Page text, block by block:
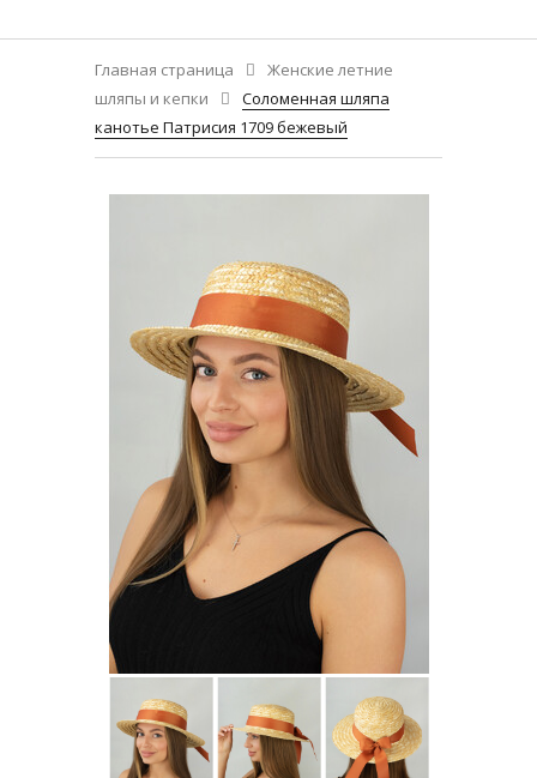
Главная страница
Женские летние
шляпы и кепки
Соломенная шляпа
канотье Патрисия 1709 бежевый